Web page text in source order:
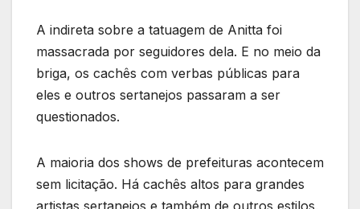
A indireta sobre a tatuagem de Anitta foi
massacrada por seguidores dela. E no meio da
briga, os cachês com verbas públicas para
eles e outros sertanejos passaram a ser
questionados.
A maioria dos shows de prefeituras acontecem
sem licitação. Há cachês altos para grandes